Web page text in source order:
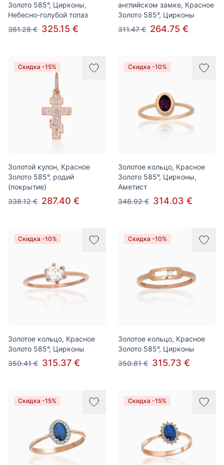
Золото 585°, Цирконы,
Небесно-голубой топаз
361.28 € 325.15 €
английском замке, Красное
Золото 585°, Цирконы
311.47 € 264.75 €
Скидка -15%
Золотой кулон, Красное
Золото 585°, родий
(покрытие)
338.12 € 287.40 €
Скидка -10%
Золотое кольцо, Красное
Золото 585°, Цирконы,
Аметист
348.92 € 314.03 €
Скидка -10%
Золотое кольцо, Красное
Золото 585°, Цирконы
350.41 € 315.37 €
Скидка -10%
Золотое кольцо, Красное
Золото 585°, Цирконы
350.81 € 315.73 €
Скидка -15% Скидка -15%